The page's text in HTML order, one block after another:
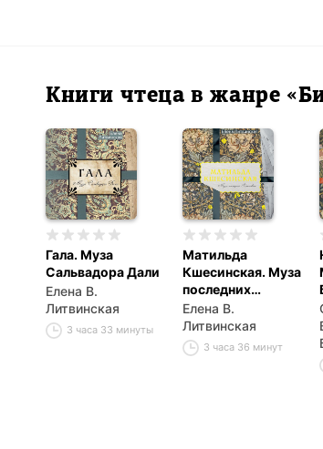
Книги чтеца в жанре
Гала. Муза
Сальвадора Дали
Елена В.
Литвинская
3 часа 33 минуты
Матильда
Кшесинская. Муза
последних
Романовых
Елена В.
Литвинская
3 часа 36 минут